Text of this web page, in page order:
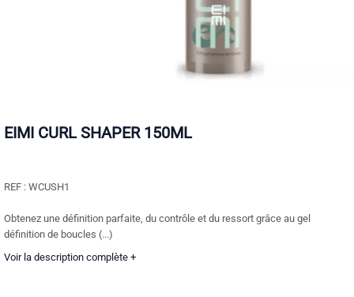
EIMI CURL SHAPER 150ML
REF : WCUSH1
Obtenez une définition parfaite, du contrôle et du ressort grâce au gel
définition de boucles (...)
Voir la description complète +